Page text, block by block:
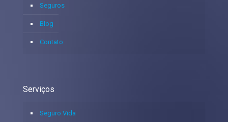
Seguros
Blog
Contato
Serviços
Seguro Vida